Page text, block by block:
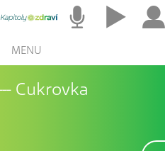
MENU
Cukrovka